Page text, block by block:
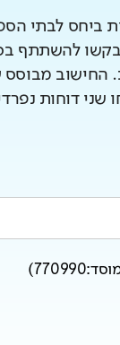
ביחס לבתי
להשתתף
שני דוחות
770990
)